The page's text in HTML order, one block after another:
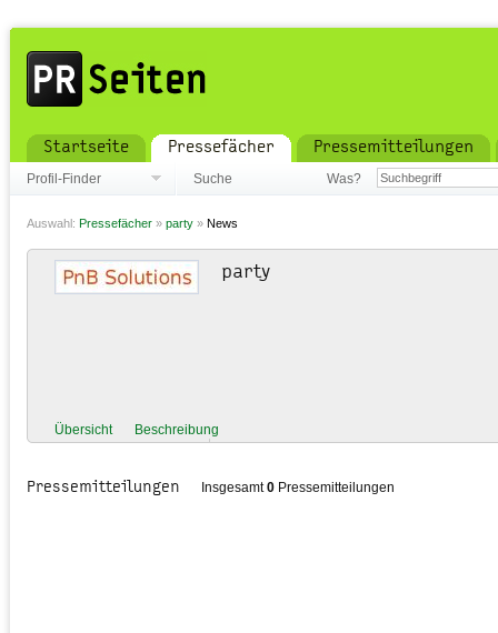
Startseite Pressefächer Pressemitteilungen
Profil-Finder Suche Was?
Auswahl: Pressefächer » party » News
party
Übersicht Beschreibung
Pressemitteilungen Insgesamt0 Pressemitteilungen